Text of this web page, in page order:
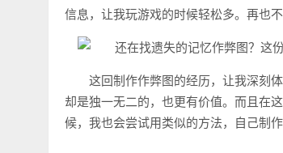
信息，让我玩游戏的时候轻松多。再也
这回制作作弊图的经历，让我深刻
却是独一无二的，也更有价值。而且在
候，我也会尝试用类似的方法，自己制